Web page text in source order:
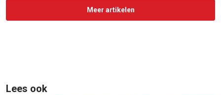
Meer artikelen
Lees ook